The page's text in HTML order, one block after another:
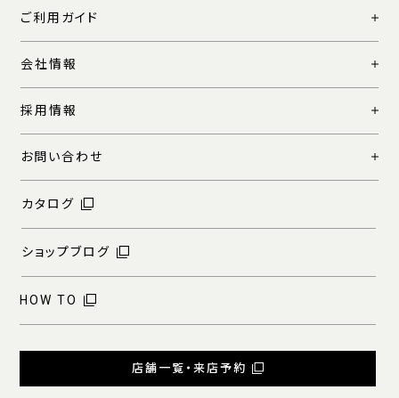
ご利用ガイド
会社情報
採用情報
お問い合わせ
カタログ
ショップブログ
HOW TO
店舗一覧・来店予約